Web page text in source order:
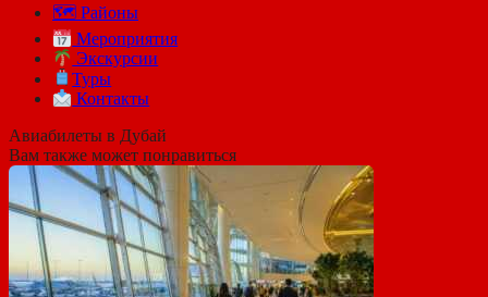
🗺 Районы
Мероприятия
Экскурсии
Туры
Контакты
Авиабилеты в Дубай
Вам также может понравиться